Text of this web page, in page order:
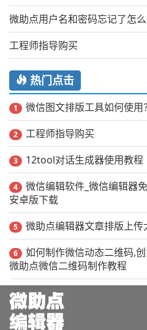
微助点用户名和密码忘记了怎么
工程师指导购买
热门点击
1 微信图文排版工具如何使用
2 工程师指导购买
3 12tool对话生成器使用教程
4
微信编辑软件_微信编辑器
安卓版下载
5 微助点编辑器文章排版上传
6
如何制作微信动态二维码,
微助点微信二维码制作教程